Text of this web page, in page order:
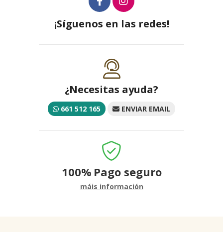
¡Síguenos en las redes!
¿Necesitas ayuda?
661 512 165 ENVIAR EMAIL
100% Pago seguro
máis información